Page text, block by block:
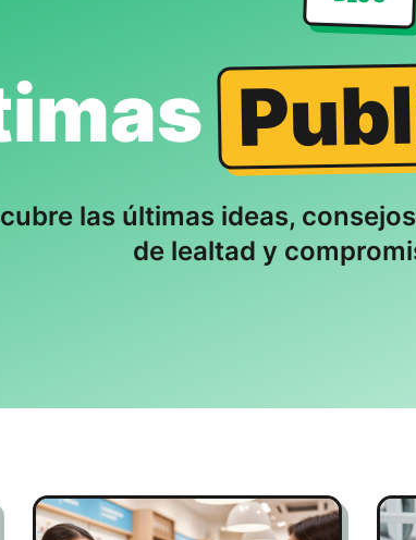
las últimas ideas,
de lealtad y